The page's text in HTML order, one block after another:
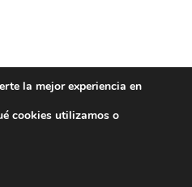
la mejor experiencia en
cookies utilizamos o